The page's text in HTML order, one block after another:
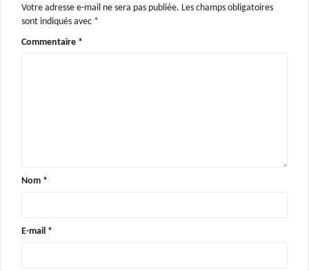
Votre adresse e-mail ne sera pas publiée. Les champs obligatoires
sont indiqués avec *
Commentaire *
Nom *
E-mail *